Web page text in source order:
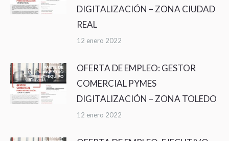
DIGITALIZACIÓN – ZONA CIUDAD
REAL
12 enero 2022
OFERTA DE EMPLEO: GESTOR
COMERCIAL PYMES
DIGITALIZACIÓN – ZONA TOLEDO
12 enero 2022